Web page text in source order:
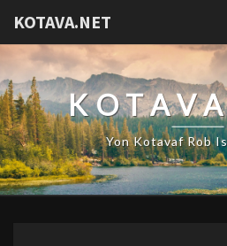
KOTAVA.NET
Yon Kotavaf Rob